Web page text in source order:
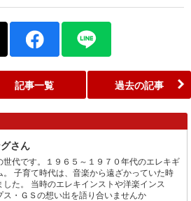
記事一覧 過去の記事
さん
世代です。１９６５～１９７０年代のエレキギ
。 子育て時代は、音楽から遠ざかっていた時
した。 当時のエレキインストや洋楽インス
ス・ＧＳの想い出を語り合いませんか